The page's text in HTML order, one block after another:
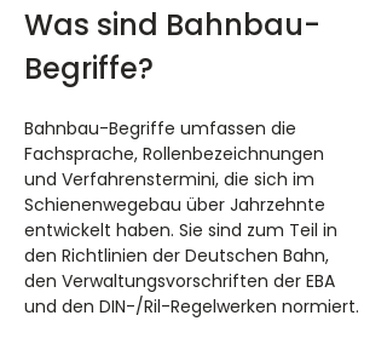
Was sind Bahnbau-
Begriffe?
Bahnbau-Begriffe umfassen die
Fachsprache, Rollenbezeichnungen
und Verfahrenstermini, die sich im
Schienenwegebau über Jahrzehnte
entwickelt haben. Sie sind zum Teil in
den Richtlinien der Deutschen Bahn,
den Verwaltungsvorschriften der EBA
und den DIN-/Ril-Regelwerken normiert.